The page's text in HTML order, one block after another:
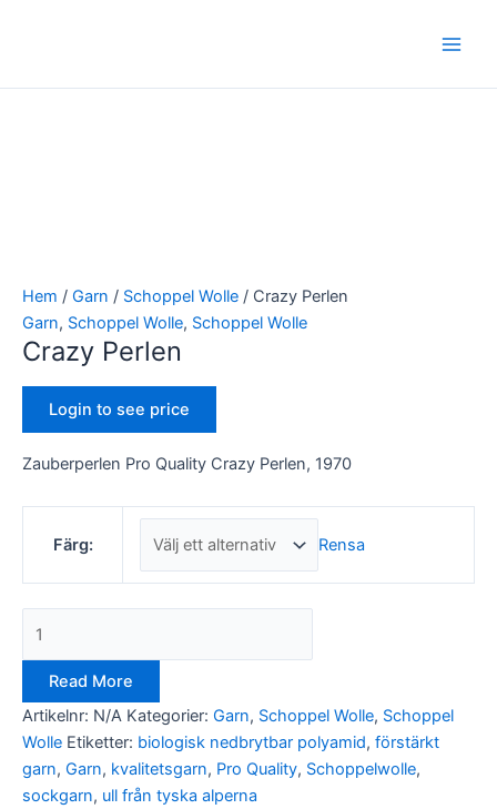
Hem / Garn / Schoppel Wolle / Crazy Perlen
Garn, Schoppel Wolle, Schoppel Wolle
Crazy Perlen
Login to see price
Zauberperlen Pro Quality Crazy Perlen, 1970
Färg: Rensa
Read More
Artikelnr: N/A Kategorier: Garn, Schoppel Wolle, Schoppel
Wolle Etiketter: biologisk nedbrytbar polyamid, förstärkt
garn, Garn, kvalitetsgarn, Pro Quality, Schoppelwolle,
sockgarn, ull från tyska alperna
Nödvändiga
Dessa kakor
går inte att
välja bort. De
behövs för
att hemsidan
över huvud
taget ska